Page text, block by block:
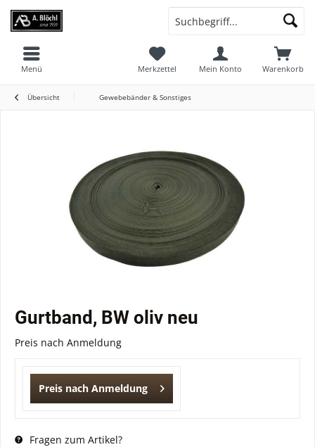
Warenkorb
Merkzettel Mein Konto
Menü
Übersicht Gewebebänder & Sonstiges
Gurtband, BW oliv neu
Preis nach Anmeldung
Preis nach Anmeldung
Fragen zum Artikel?